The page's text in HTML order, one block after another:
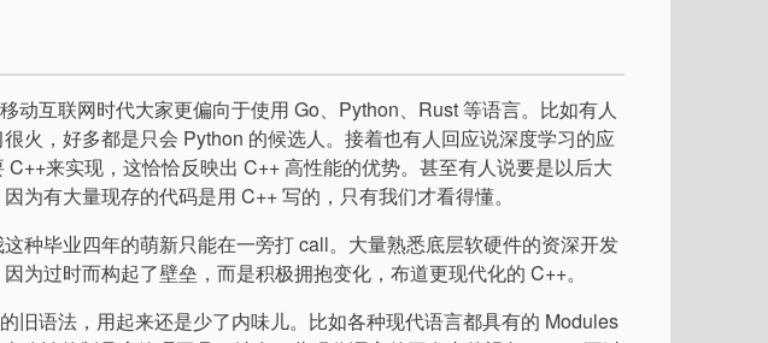
动互联网时代大家更偏向于使用 Go、Python、Rust 等语言。比如有人
火，好多都是只会 Python 的候选人。接着也有人回应说深度学习的应
来实现，这恰恰反映出 C++ 高性能的优势。甚至有人说要是以后大
为有大量现存的代码是用 C++ 写的，只有我们才看得懂。
种毕业四年的萌新只能在一旁打 call。大量熟悉底层软硬件的资深开发
为过时而构起了壁垒，而是积极拥抱变化，布道更现代化的 C++。
旧语法，用起来还是少了内味儿。比如各种现代语言都具有的 Modules